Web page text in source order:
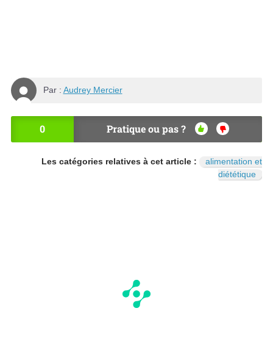
Par : Audrey Mercier
0 Pratique ou pas ?
OU
NO
N
Les catégories relatives à cet article :
alimentation et
diététique